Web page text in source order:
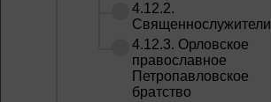
4.12.2.
Священнослужители
4.12.3. Орловское
православное
Петропавловское
братство